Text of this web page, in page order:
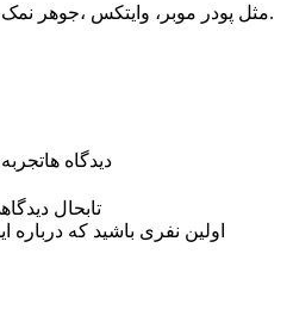
مثل پودر موبر، وایتکس ،جوهر نمک برخورد مستقیم نداشته باشد.
دیدگاه ها
تابحال
اولین نفری باشید که